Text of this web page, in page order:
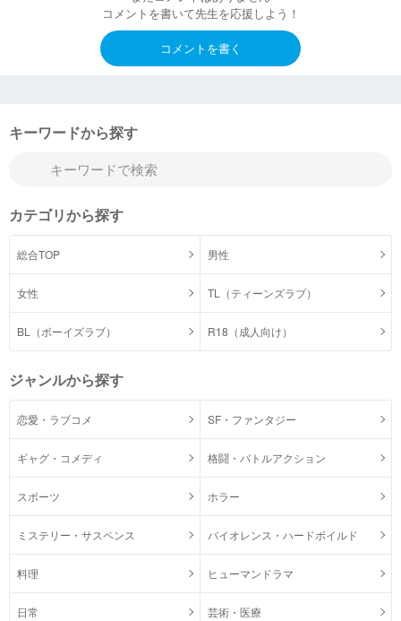
コメントを書いて先生を応援しよう！
コメントを書く
キーワードから探す
カテゴリから探す
総合TOP 男性
女性 TL（ティーンズラブ）
BL（ボーイズラブ） R18（成人向け）
ジャンルから探す
恋愛・ラブコメ SF・ファンタジー
ギャグ・コメディ 格闘・バトルアクション
スポーツ ホラー
ミステリー・サスペンス バイオレンス・ハードボイルド
料理 ヒューマンドラマ
日常 芸術・医療